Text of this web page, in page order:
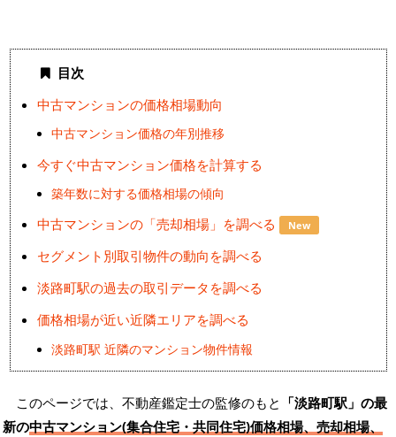
目次
中古マンションの価格相場動向
中古マンション価格の年別推移
今すぐ中古マンション価格を計算する
築年数に対する価格相場の傾向
中古マンションの「売却相場」を調べる New
セグメント別取引物件の動向を調べる
淡路町駅の過去の取引データを調べる
価格相場が近い近隣エリアを調べる
淡路町駅 近隣のマンション物件情報
このページでは、不動産鑑定士の監修のもと 「淡路町駅」の最
新の中古マンション(集合住宅・共同住宅)価格相場、売却相場、